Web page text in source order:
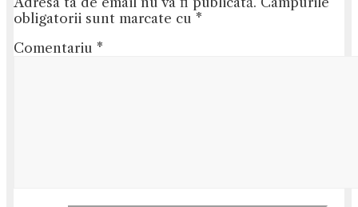
obligatorii sunt marcate cu *
Comentariu *